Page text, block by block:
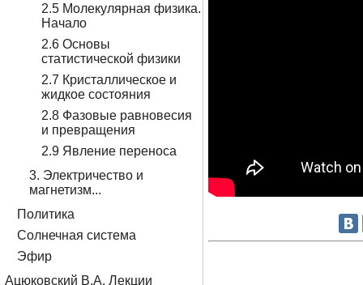
2.5 Молекулярная физика.
Начало
2.6 Основы
статистической физики
2.7 Кристаллическое и
жидкое состояния
2.8 Фазовые равновесия
и превращения
2.9 Явление переноса
3. Электричество и
магнетизм...
Политика
Солнечная система
Эфир
Ацюковский В.А. Лекции